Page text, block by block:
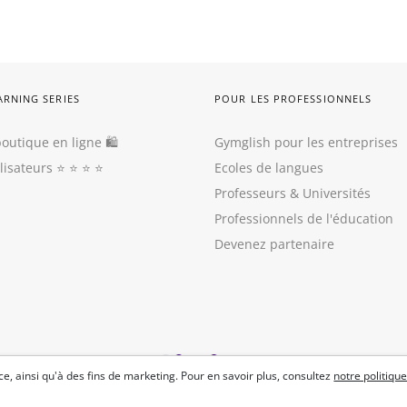
ainsi qu'à des fins de marketing. Pour en savoir plus, consultez notre
SERIES
en ligne 🛍
⭐️ ⭐️ ⭐️ ⭐️
POUR LES PROFESSIONNELS
Gymglish pour les entreprises
Ecoles de langues
Professeurs & Universités
Professionnels de l'éducation
Devenez partenaire